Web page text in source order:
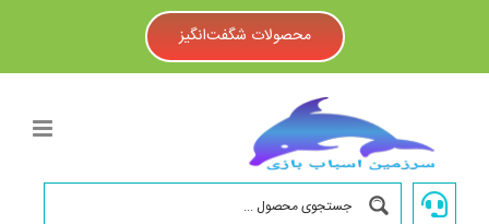
محصولات شگفت‌انگیز